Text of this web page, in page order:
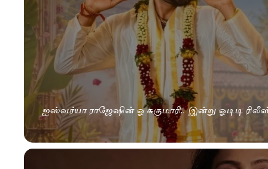
ஐஸ்வர்யா ராஜேஷின் ஓ சுகுமாரி.. இன்று ஓடிடி